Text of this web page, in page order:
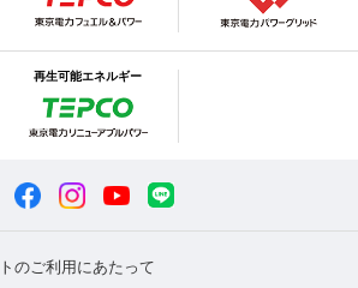
再生可能エネルギー
のご利用にあたって